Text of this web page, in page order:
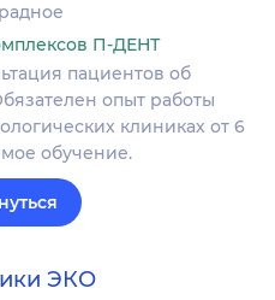
П-ДЕНТ
пациентов об
опыт работы
клиниках от 6
обучение.
ЭКО